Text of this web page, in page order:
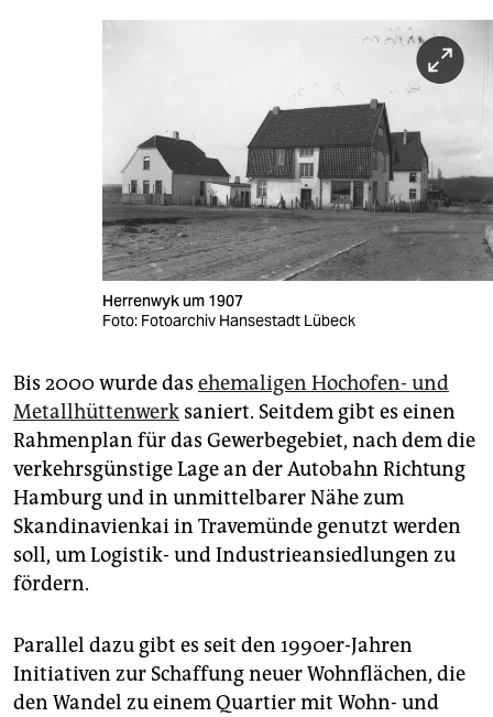
Herrenwyk um 1907
Foto: Fotoarchiv Hansestadt Lübeck
Bis 2000 wurde das ehemaligen Hochofen- und
Metallhüttenwerk saniert. Seitdem gibt es einen
Rahmenplan für das Gewerbegebiet, nach dem die
verkehrsgünstige Lage an der Autobahn Richtung
Hamburg und in unmittelbarer Nähe zum
Skandinavienkai in Travemünde genutzt werden
soll, um Logistik- und Industrieansiedlungen zu
fördern.
Parallel dazu gibt es seit den 1990er-Jahren
Initiativen zur Schaffung neuer Wohnflächen, die
den Wandel zu einem Quartier mit Wohn- und